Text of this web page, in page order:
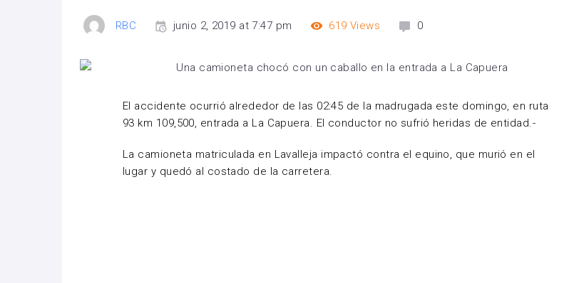
RBC junio 2, 2019 at 7:47 pm 619 Views 0
El accidente ocurrió alrededor de las 02:45 de la madrugada este domingo, en ruta
93 km 109,500, entrada a La Capuera. El conductor no sufrió heridas de entidad.-
La camioneta matriculada en Lavalleja impactó contra el equino, que murió en el
lugar y quedó al costado de la carretera.